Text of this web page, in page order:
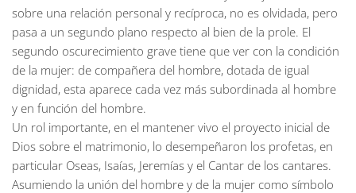
sobre una relación personal y recíproca, no es olvidada, pero
pasa a un segundo plano respecto al bien de la prole. El
segundo oscurecimiento grave tiene que ver con la condición
de la mujer: de compañera del hombre, dotada de igual
dignidad, esta aparece cada vez más subordinada al hombre
y en función del hombre.
Un rol importante, en el mantener vivo el proyecto inicial de
Dios sobre el matrimonio, lo desempeñaron los profetas, en
particular Oseas, Isaías, Jeremías y el Cantar de los cantares.
Asumiendo la unión del hombre y de la mujer como símbolo